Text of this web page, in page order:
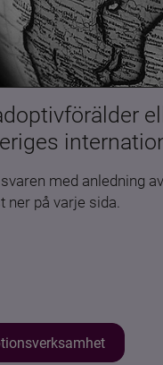
med anledning
på varje sida.